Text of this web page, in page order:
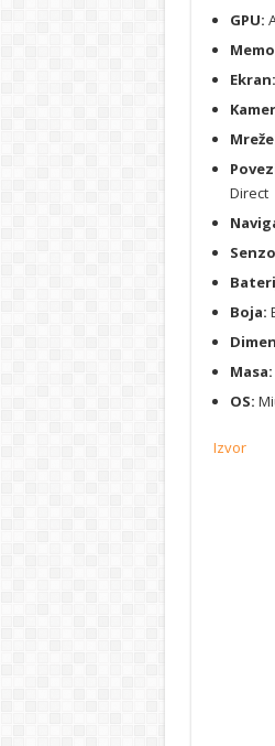
GPU:
Ekran:
Direct
Boja:
Masa:
OS:
Izvor